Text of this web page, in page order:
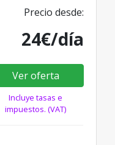
Precio desde:
24€/día
Ver oferta
Incluye tasas e
impuestos. (VAT)